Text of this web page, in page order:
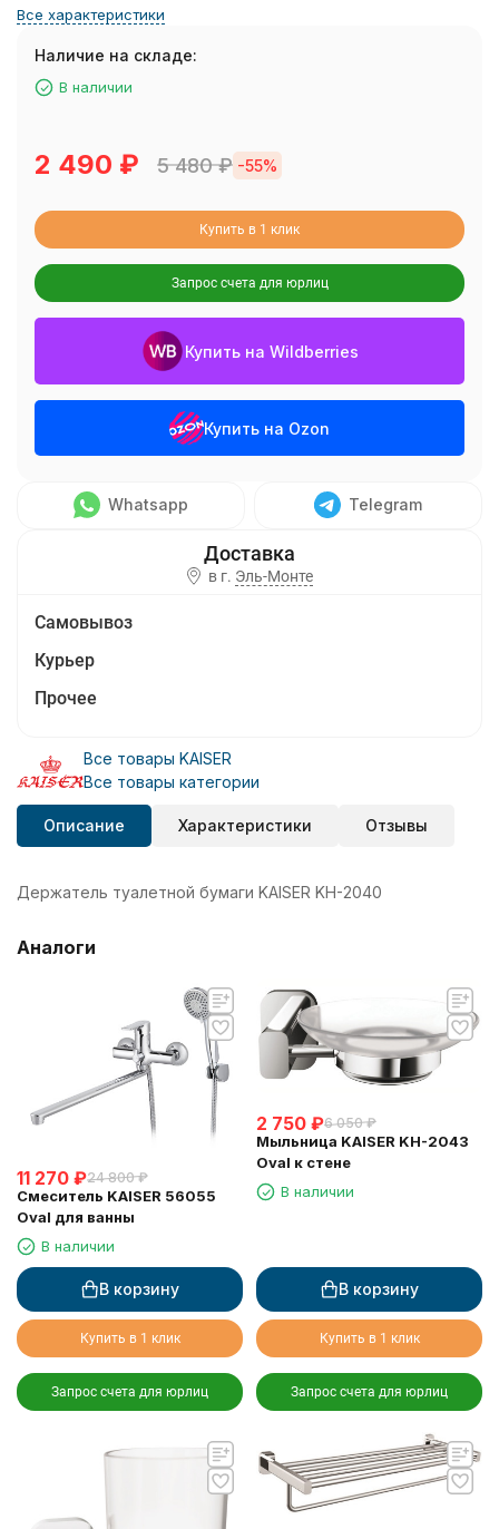
Все характеристики
Наличие на складе:
В наличии
2 490 ₽ 5 480₽ -55%
Купить в 1 клик
Запрос счета для юрлиц
Купить на Wildberries
Купить на Ozon
Whatsapp Telegram
в г. Эль-Монте
Самовывоз
Курьер
Прочее
Все товары KAISER
Все товары категории
Описание Характеристики Отзывы
Держатель туалетной бумаги KAISER KH-2040
Аналоги
11 270 ₽24 800 ₽
Смеситель KAISER 56055
Oval для ванны
В наличии
В корзину
Купить в 1 клик
Запрос счета для юрлиц
2 750 ₽6 050 ₽
Мыльница KAISER KH-2043
Oval к стене
В наличии
В корзину
Купить в 1 клик
Запрос счета для юрлиц